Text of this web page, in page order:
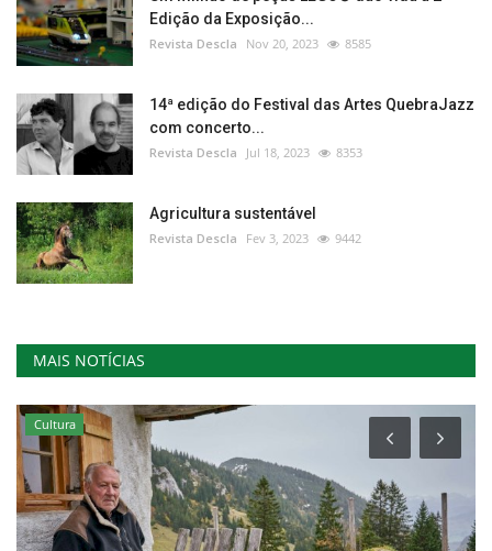
Edição da Exposição...
Revista Descla Nov 20, 2023 8585
14ª edição do Festival das Artes QuebraJazz
com concerto...
Revista Descla Jul 18, 2023 8353
Agricultura sustentável
Revista Descla Fev 3, 2023 9442
MAIS NOTÍCIAS
Cultura